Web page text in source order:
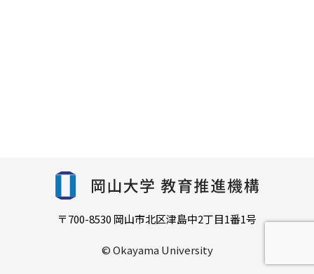
〒700-8530 岡山市北区津島中2丁目1番1号
© Okayama University